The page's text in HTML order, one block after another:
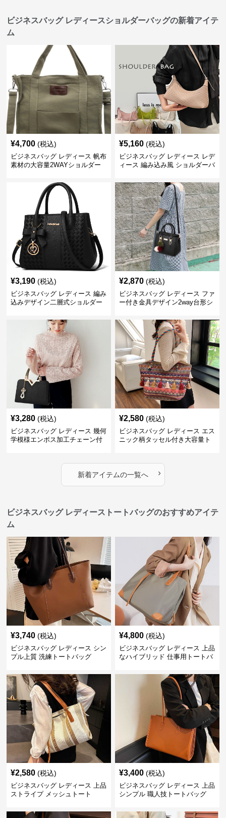
ビジネスバッグ レディースショルダーバッグの新着アイテ
ム
¥4,700 (税込)
ビジネスバッグ レディース 帆布
素材の大容量2WAYショルダー
¥5,160 (税込)
ビジネスバッグ レディース レデ
ィース 編み込み風 ショルダーバ
¥3,190 (税込)
ビジネスバッグ レディース 編み
込みデザイン二層式ショルダー
¥2,870 (税込)
ビジネスバッグ レディース ファ
ー付き金具デザイン2way台形シ
¥3,280 (税込)
ビジネスバッグ レディース 幾何
学模様エンボス加工チェーン付
¥2,580 (税込)
ビジネスバッグ レディース エス
ニック柄タッセル付き大容量ト
新着アイテムの一覧へ ›
ビジネスバッグ レディーストートバッグのおすすめアイテ
ム
¥3,740 (税込)
ビジネスバッグ レディース シン
プル上質 洗練トートバッグ
¥4,800 (税込)
ビジネスバッグ レディース 上品
なハイブリッド 仕事用トートバ
¥2,580 (税込)
ビジネスバッグ レディース 上品
ストライプ メッシュトート
¥3,400 (税込)
ビジネスバッグ レディース 上品
シンプル 職人技トートバッグ